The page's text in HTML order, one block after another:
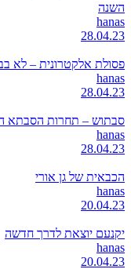
השנה
hanas
28.04.23
פסולת אלקטרונית – לא
hanas
28.04.23
סבתוש – תחרות הסבתא הכי
hanas
28.04.23
הכבאית של גן אורי
hanas
20.04.23
יקנעם יוצאת לדרך חדשה
hanas
20.04.23